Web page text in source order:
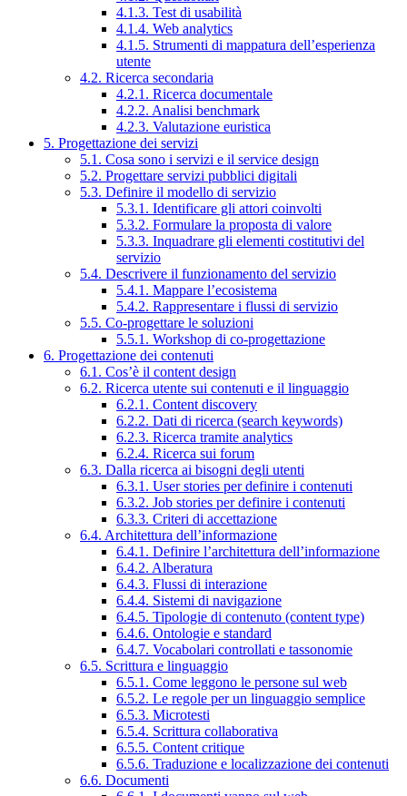
4.1.3. Test di usabilità
4.1.4. Web analytics
4.1.5. Strumenti di mappatura dell’esperienza
utente
4.2. Ricerca secondaria
4.2.1. Ricerca documentale
4.2.2. Analisi benchmark
4.2.3. Valutazione euristica
5. Progettazione dei servizi
5.1. Cosa sono i servizi e il service design
5.2. Progettare servizi pubblici digitali
5.3. Definire il modello di servizio
5.3.1. Identificare gli attori coinvolti
5.3.2. Formulare la proposta di valore
5.3.3. Inquadrare gli elementi costitutivi del
servizio
5.4. Descrivere il funzionamento del servizio
5.4.1. Mappare l’ecosistema
5.4.2. Rappresentare i flussi di servizio
5.5. Co-progettare le soluzioni
5.5.1. Workshop di co-progettazione
6. Progettazione dei contenuti
6.1. Cos’è il content design
6.2. Ricerca utente sui contenuti e il linguaggio
6.2.1. Content discovery
6.2.2. Dati di ricerca (search keywords)
6.2.3. Ricerca tramite analytics
6.2.4. Ricerca sui forum
6.3. Dalla ricerca ai bisogni degli utenti
6.3.1. User stories per definire i contenuti
6.3.2. Job stories per definire i contenuti
6.3.3. Criteri di accettazione
6.4. Architettura dell’informazione
6.4.1. Definire l’architettura dell’informazione
6.4.2. Alberatura
6.4.3. Flussi di interazione
6.4.4. Sistemi di navigazione
6.4.5. Tipologie di contenuto (content type)
6.4.6. Ontologie e standard
6.4.7. Vocabolari controllati e tassonomie
6.5. Scrittura e linguaggio
6.5.1. Come leggono le persone sul web
6.5.2. Le regole per un linguaggio semplice
6.5.3. Microtesti
6.5.4. Scrittura collaborativa
6.5.5. Content critique
6.5.6. Traduzione e localizzazione dei contenuti
6.6. Documenti